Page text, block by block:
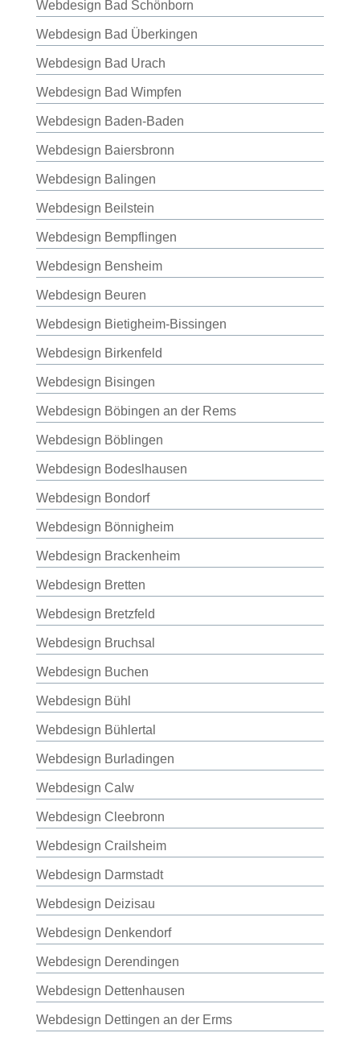
Webdesign Bad Schönborn
Webdesign Bad Überkingen
Webdesign Bad Urach
Webdesign Bad Wimpfen
Webdesign Baden-Baden
Webdesign Baiersbronn
Webdesign Balingen
Webdesign Beilstein
Webdesign Bempflingen
Webdesign Bensheim
Webdesign Beuren
Webdesign Bietigheim-Bissingen
Webdesign Birkenfeld
Webdesign Bisingen
Webdesign Böbingen an der Rems
Webdesign Böblingen
Webdesign Bodeslhausen
Webdesign Bondorf
Webdesign Bönnigheim
Webdesign Brackenheim
Webdesign Bretten
Webdesign Bretzfeld
Webdesign Bruchsal
Webdesign Buchen
Webdesign Bühl
Webdesign Bühlertal
Webdesign Burladingen
Webdesign Calw
Webdesign Cleebronn
Webdesign Crailsheim
Webdesign Darmstadt
Webdesign Deizisau
Webdesign Denkendorf
Webdesign Derendingen
Webdesign Dettenhausen
Webdesign Dettingen an der Erms